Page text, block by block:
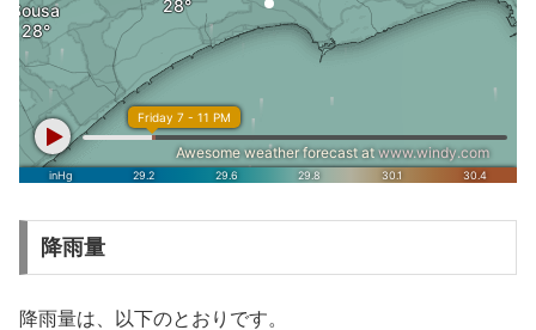
降雨量
降雨量は、以下のとおりです。